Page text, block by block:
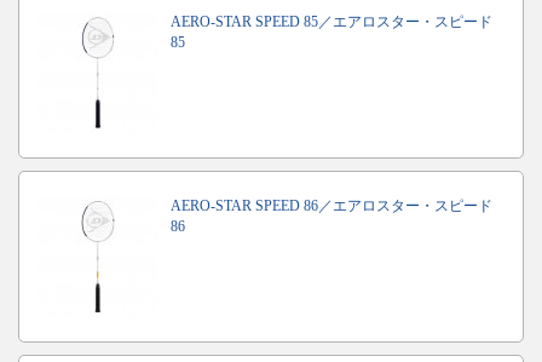
AERO-STAR SPEED 85／エアロスター・スピード
85
AERO-STAR SPEED 86／エアロスター・スピード
86